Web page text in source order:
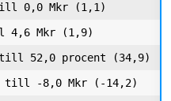
0,0 Mkr (1,1)
4,6 Mkr (1,9)
till 52,0 procent (34,9)
till -8,0 Mkr (-14,2)